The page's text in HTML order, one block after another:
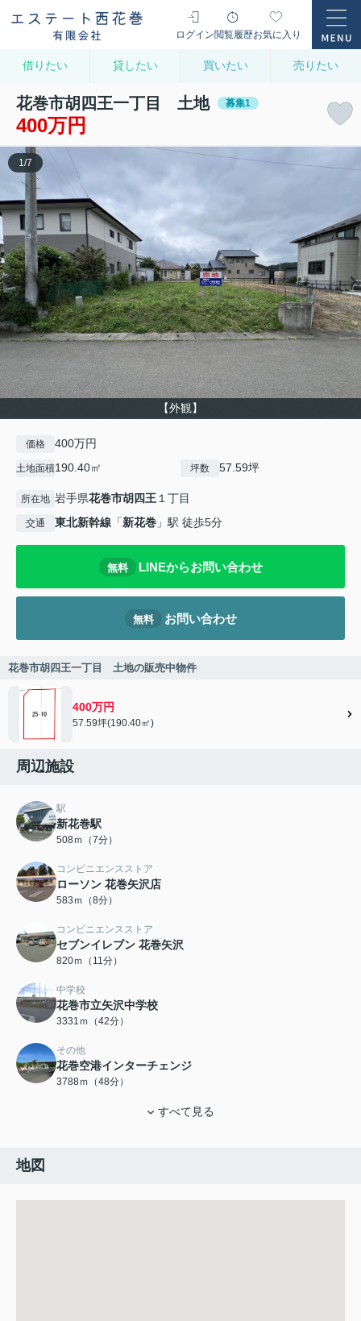
ログイン閲覧履歴お気に入り
借りたい 貸したい 買いたい 売りたい
花巻市胡四王一丁目 土地 募集1
400万円
【外観】
1 /7
価格 400万円
土地面積190.40㎡ 坪数 57.59坪
所在地 岩手県花巻市胡四王 １丁目
交通 東北新幹線 「新花巻 」駅 徒歩5分
無料 LINEからお問い合わせ
無料 お問い合わせ
花巻市胡四王一丁目 土地の販売中物件
400万円
57.59坪(190.40㎡)
周辺施設
駅
新花巻駅
508ｍ（7分）
コンビニエンスストア
ローソン 花巻矢沢店
583ｍ（8分）
コンビニエンスストア
セブンイレブン 花巻矢沢
820ｍ（11分）
中学校
花巻市立矢沢中学校
3331ｍ（42分）
その他
花巻空港インターチェンジ
3788ｍ（48分）
すべて見る
地図